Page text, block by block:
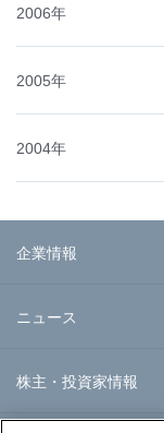
2006年
2005年
2004年
企業情報
ニュース
株主・投資家情報